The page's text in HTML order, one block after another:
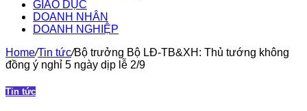
GIÁO DỤC
DOANH NHÂN
DOANH NGHIỆP
Home/Tin tức/Bộ trưởng Bộ LĐ-TB&XH: Thủ tướng không
đồng ý nghỉ 5 ngày dịp lễ 2/9
Tin tức